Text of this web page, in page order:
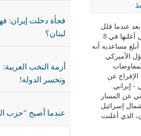
عندما قلل
من تأثير الضربات المتبادلة شبه اليومية في مضيق هرمز ومنطقة الخليج على الهدنة الهشة التي أعلنها في 8
مساعديه أنه
الأميركي
عن
- إيراني.
عن المسار
إسرائيل
الذي أعلنت
فجأة دخلت إيران:
لبنان؟
أزمة النخب العربية:
وتخسر الدولة!
عندما أصبح "حزب